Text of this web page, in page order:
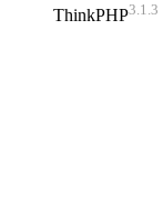
ThinkPHP3.1.3